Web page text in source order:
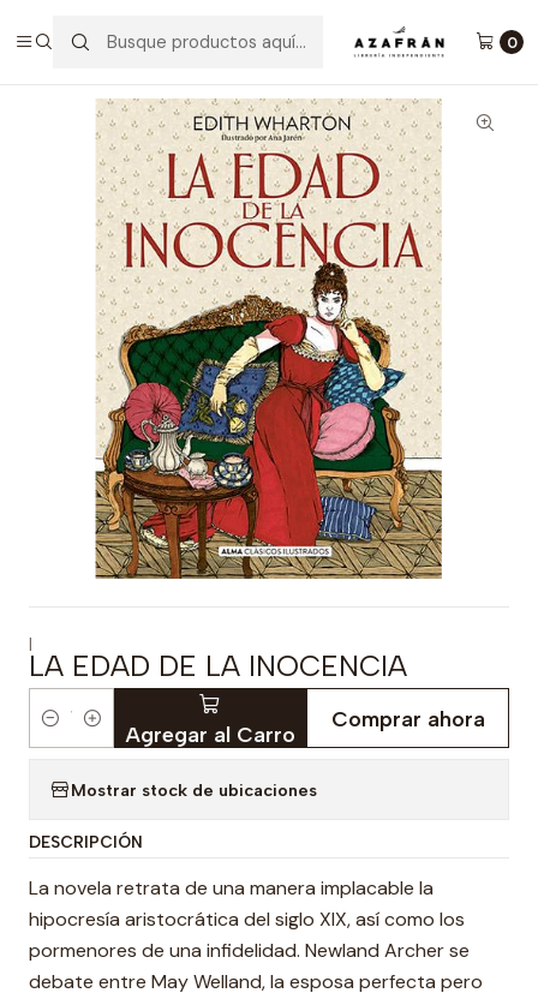
0
La Edad De La Inocencia
|
LA EDAD DE LA INOCENCIA
Cantidad Agregar al Carro
Comprar ahora
Mostrar stock de ubicaciones
DESCRIPCIÓN
La novela retrata de una manera implacable la
hipocresía aristocrática del siglo XIX, así como los
pormenores de una infidelidad. Newland Archer se
debate entre May Welland, la esposa perfecta pero